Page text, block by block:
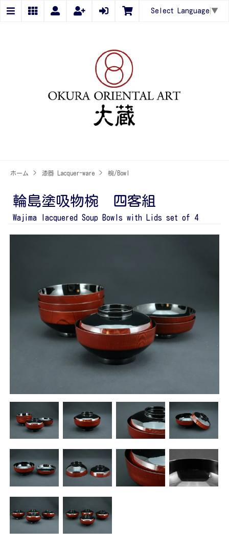
Select Language ▼
ホーム > 漆器 Lacquer-ware > 椀/Bowl
輪島塗吸物椀 四客組
Wajima lacquered Soup Bowls with Lids set of 4